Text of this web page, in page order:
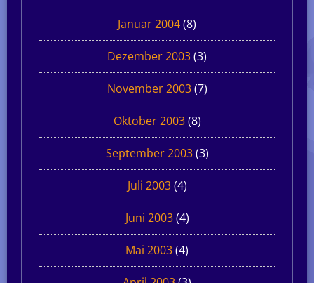
Januar 2004(8)
Dezember 2003(3)
November 2003(7)
Oktober 2003(8)
September 2003(3)
Juli 2003(4)
Juni 2003(4)
Mai 2003(4)